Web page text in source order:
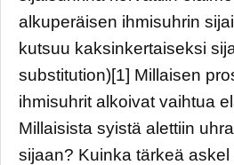
alkuperäisen ihmisuhrin
kutsuu kaksinkertaiseksi
substitution)[1] Millaisen
ihmisuhrit alkoivat vaihtua
Millaisista syistä alettiin
sijaan? Kuinka tärkeä